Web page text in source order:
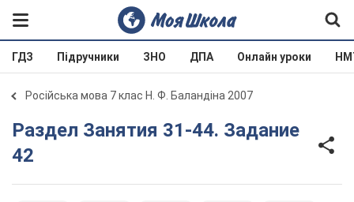
ГДЗ Підручники ЗНО ДПА Онлайн уроки
Російська мова 7 клас Н. Ф. Баландіна 2007
Раздел Занятия 31-44. Задание
42